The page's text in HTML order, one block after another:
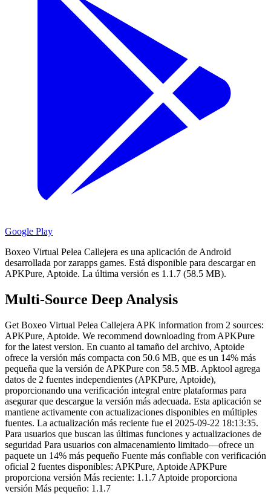
Google Play
Boxeo Virtual Pelea Callejera es una aplicación de Android
desarrollada por zarapps games. Está disponible para descargar en
APKPure, Aptoide. La última versión es 1.1.7 (58.5 MB).
Multi-Source Deep Analysis
Get Boxeo Virtual Pelea Callejera APK information from 2 sources:
APKPure, Aptoide. We recommend downloading from APKPure
for the latest version. En cuanto al tamaño del archivo, Aptoide
ofrece la versión más compacta con 50.6 MB, que es un 14% más
pequeña que la versión de APKPure con 58.5 MB. Apktool agrega
datos de 2 fuentes independientes (APKPure, Aptoide),
proporcionando una verificación integral entre plataformas para
asegurar que descargue la versión más adecuada. Esta aplicación se
mantiene activamente con actualizaciones disponibles en múltiples
fuentes. La actualización más reciente fue el 2025-09-22 18:13:35.
Para usuarios que buscan las últimas funciones y actualizaciones de
seguridad Para usuarios con almacenamiento limitado—ofrece un
paquete un 14% más pequeño Fuente más confiable con verificación
oficial 2 fuentes disponibles: APKPure, Aptoide APKPure
proporciona versión Más reciente: 1.1.7 Aptoide proporciona
versión Más pequeño: 1.1.7